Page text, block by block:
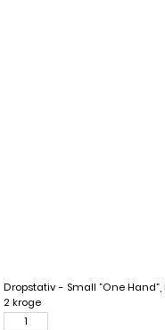
Dropstativ - Small ”One
2 kroge